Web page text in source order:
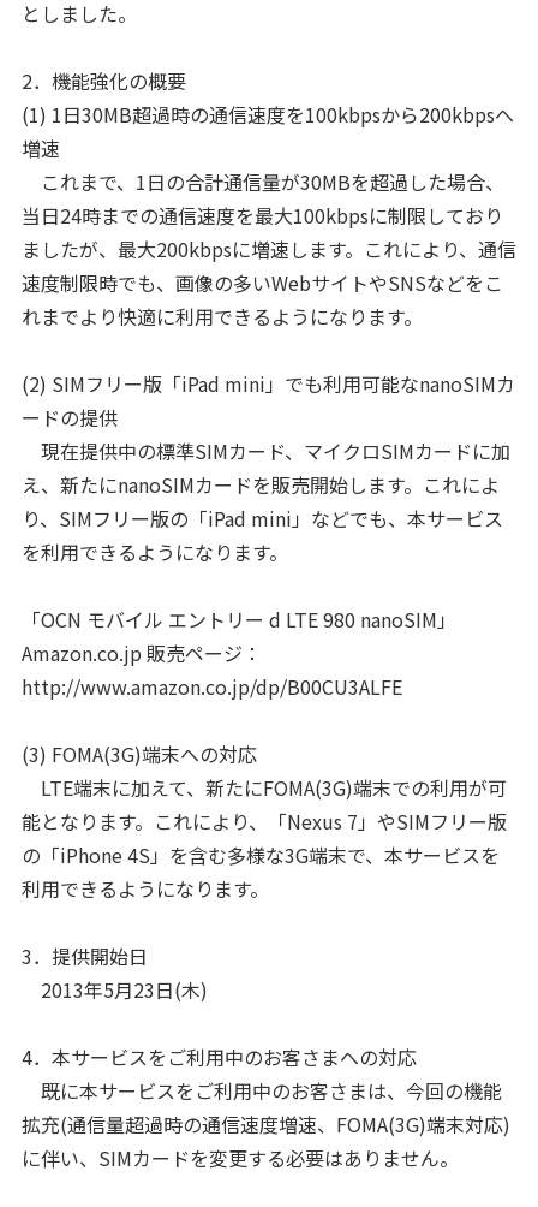
としました。
2．機能強化の概要
(1) 1日30MB超過時の通信速度を100kbpsから200kbpsへ
増速
これまで、1日の合計通信量が30MBを超過した場合、
当日24時までの通信速度を最大100kbpsに制限しており
ましたが、最大200kbpsに増速します。これにより、通信
速度制限時でも、画像の多いWebサイトやSNSなどをこ
れまでより快適に利用できるようになります。
(2) SIMフリー版「iPad mini」でも利用可能なnanoSIMカ
ードの提供
現在提供中の標準SIMカード、マイクロSIMカードに加
え、新たにnanoSIMカードを販売開始します。これによ
り、SIMフリー版の「iPad mini」などでも、本サービス
を利用できるようになります。
「OCN モバイル エントリー d LTE 980 nanoSIM」
Amazon.co.jp 販売ページ：
http://www.amazon.co.jp/dp/B00CU3ALFE
(3) FOMA(3G)端末への対応
LTE端末に加えて、新たにFOMA(3G)端末での利用が可
能となります。これにより、「Nexus 7」やSIMフリー版
の「iPhone 4S」を含む多様な3G端末で、本サービスを
利用できるようになります。
3．提供開始日
2013年5月23日(木)
4．本サービスをご利用中のお客さまへの対応
既に本サービスをご利用中のお客さまは、今回の機能
拡充(通信量超過時の通信速度増速、FOMA(3G)端末対応)
に伴い、SIMカードを変更する必要はありません。